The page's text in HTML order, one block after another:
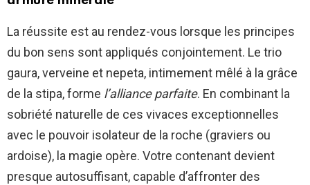
La réussite est au rendez-vous lorsque les principes
du bon sens sont appliqués conjointement. Le trio
gaura, verveine et nepeta, intimement mêlé à la grâce
de la stipa, forme l’alliance parfaite. En combinant la
sobriété naturelle de ces vivaces exceptionnelles
avec le pouvoir isolateur de la roche (graviers ou
ardoise), la magie opère. Votre contenant devient
presque autosuffisant, capable d’affronter des